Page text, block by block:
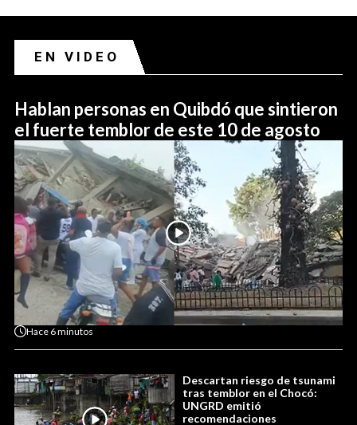
EN VIDEO
Hablan personas en Quibdó que sintieron
el fuerte temblor de este 10 de agosto
Hace 6 minutos
Descartan riesgo de tsunami
tras temblor en el Chocó:
UNGRD emitió
recomendaciones